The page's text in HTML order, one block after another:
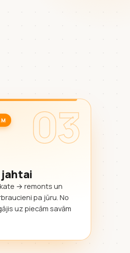
03
jahtai
→ remonts un
pa jūru. No
uz piecām savām